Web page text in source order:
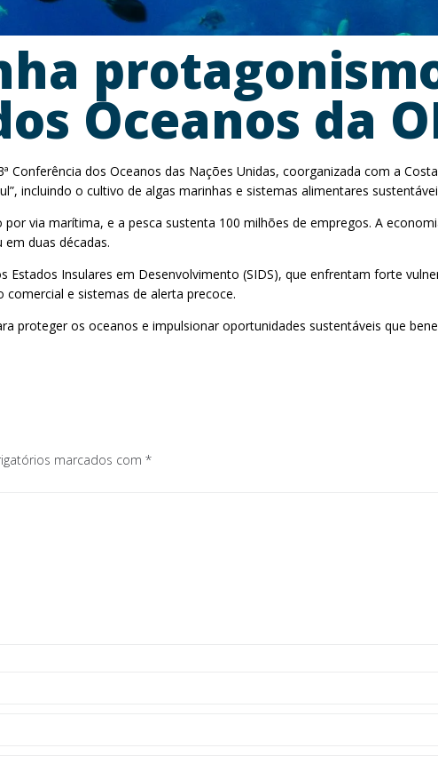
Oceanos da
Conferência dos Oceanos das Nações Unidas, coorganizada com a
incluindo o cultivo de algas marinhas e sistemas alimentares
via marítima, e a pesca sustenta 100 milhões de empregos. A
duas décadas.
Insulares em Desenvolvimento (SIDS), que enfrentam forte
e sistemas de alerta precoce.
proteger os oceanos e impulsionar oportunidades sustentáveis que
marcados com *